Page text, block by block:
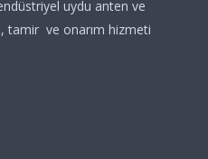
uydu anten ve
tamir ve onarım hizmeti